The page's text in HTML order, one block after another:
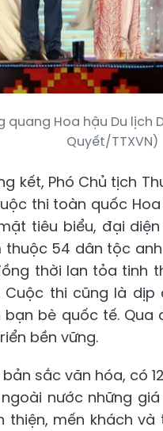
quang Hoa hậu Du
Quyết/TTXVN)
kết, Phó Chủ tịch
thi toàn quốc
tiêu biểu, đại
thuộc 54 dân tộc
thời lan tỏa tinh
thi cũng là
bè quốc tế.
bền vững.
sắc văn hóa, có
nước những
thiện, mến khách